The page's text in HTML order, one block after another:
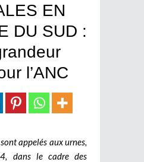
EN
DU SUD :
l’ANC
appelés aux urnes,
dans le cadre des